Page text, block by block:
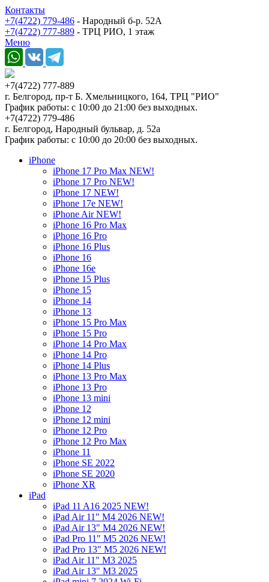
Контакты
+7(4722) 779-486 - Народный б-р. 52А
+7(4722) 777-889 - ТРЦ РИО, 1 этаж
Меню
+7(4722) 777-889
г. Белгород, пр-т Б. Хмельницкого, 164, ТРЦ "РИО"
График работы: с 10:00 до 21:00 без выходных.
+7(4722) 779-486
г. Белгород, Народный бульвар, д. 52а
График работы: с 10:00 до 20:00 без выходных.
iPhone
iPhone 17 Pro Max NEW!
iPhone 17 Pro NEW!
iPhone 17 NEW!
iPhone 17e NEW!
iPhone Air NEW!
iPhone 16 Pro Max
iPhone 16 Pro
iPhone 16 Plus
iPhone 16
iPhone 16e
iPhone 15 Plus
iPhone 15
iPhone 14
iPhone 13
iPhone 15 Pro Max
iPhone 15 Pro
iPhone 14 Pro Max
iPhone 14 Pro
iPhone 14 Plus
iPhone 13 Pro Max
iPhone 13 Pro
iPhone 13 mini
iPhone 12
iPhone 12 mini
iPhone 12 Pro
iPhone 12 Pro Max
iPhone 11
iPhone SE 2022
iPhone SE 2020
iPhone XR
iPad
iPad 11 A16 2025 NEW!
iPad Air 11" M4 2026 NEW!
iPad Air 13" M4 2026 NEW!
iPad Pro 11" M5 2026 NEW!
iPad Pro 13" M5 2026 NEW!
iPad Air 11" M3 2025
iPad Air 13" M3 2025